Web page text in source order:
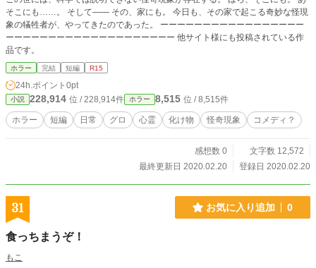
そこにも……。 そして―― その、家にも。 今日も、その家で起こる奇妙な怪現
象の犠牲者が、やってきたのであった。 ーーーーーーーーーーーーーーーーー
ーーーーーーーーーーーーーーーーーーーー 他サイト様にも投稿されている作
品です。
ホラー 完結 短編 R15
24h.ポイント 0pt
小説 228,914 位 / 228,914件 ホラー 8,515 位 / 8,515件
ホラー 短編 日常 グロ 心霊 化け物 怪奇現象 コメディ？
感想数 0
文字数 12,572
最終更新日 2020.02.20
登録日 2020.02.20
31 お気に入り追加 0
食っちまうぞ！
もこ